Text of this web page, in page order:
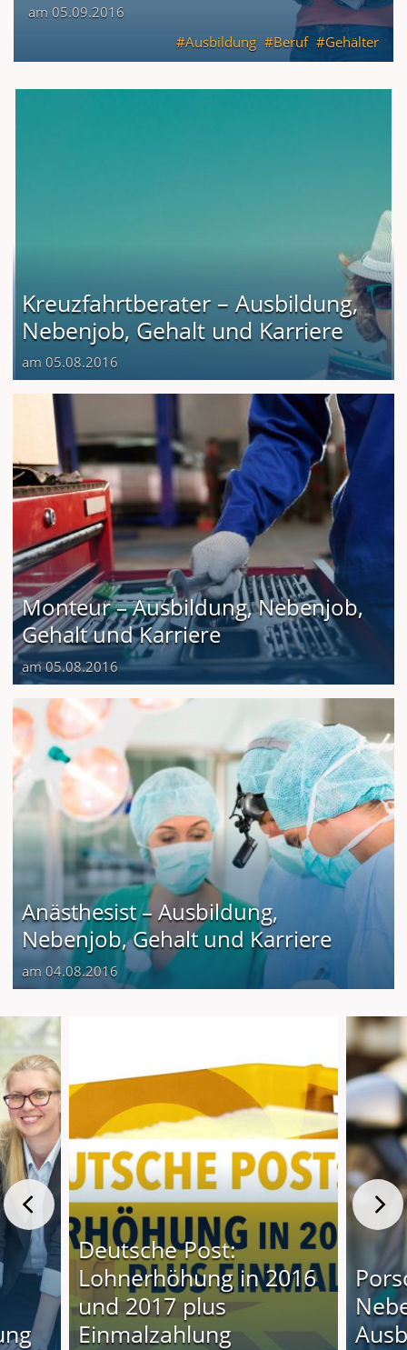
am 05.09.2016
Ausbildung
Beruf Gehälter
Kreuzfahrtberater – Ausbildung,
Nebenjob, Gehalt und Karriere
am 05.08.2016
Monteur – Ausbildung, Nebenjob,
Gehalt und Karriere
am 05.08.2016
Anästhesist – Ausbildung,
Nebenjob, Gehalt und Karriere
am 04.08.2016
Deutsche Post:
Lohnerhöhung in 2016
und 2017 plus
Einmalzahlung